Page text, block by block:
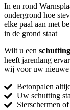
In en rond
ondergrond hoe
elke paal aan met
in de grond staat
Wilt u een
heeft jarenlang
wij voor uw nieuwe
Betonpalen
Uw schutting
Sierschermen